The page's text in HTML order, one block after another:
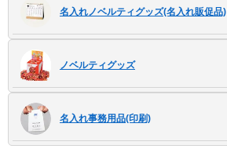
名入れノベルティグッズ(名入れ販促品)
ノベルティグッズ
名入れ事務用品(印刷)